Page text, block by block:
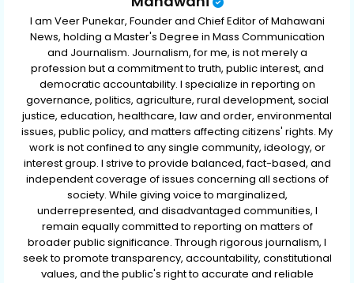
I am Veer Punekar, Founder and Chief Editor of Mahawani
News, holding a Master's Degree in Mass Communication
and Journalism. Journalism, for me, is not merely a
profession but a commitment to truth, public interest, and
democratic accountability. I specialize in reporting on
governance, politics, agriculture, rural development, social
justice, education, healthcare, law and order, environmental
issues, public policy, and matters affecting citizens' rights. My
work is not confined to any single community, ideology, or
interest group. I strive to provide balanced, fact-based, and
independent coverage of issues concerning all sections of
society. While giving voice to marginalized,
underrepresented, and disadvantaged communities, I
remain equally committed to reporting on matters of
broader public significance. Through rigorous journalism, I
seek to promote transparency, accountability, constitutional
values, and the public's right to accurate and reliable